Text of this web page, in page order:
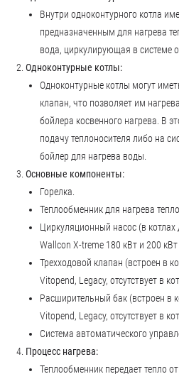
Внутри одноконтурного котла
предназначенным для нагрева
вода, циркулирующая в системе
Одноконтурные котлы:
Одноконтурные котлы могут
клапан, что позволяет им
бойлера косвенного нагрева. В
подачу теплоносителя либо на
бойлер для нагрева воды.
Основные компоненты:
Горелка.
Теплообменник для нагрева
Циркуляционный насос (в котлах
Wallcon X-treme 180 кВт и 200
Трехходовой клапан (встроен в
Vitopend, Legacy, отсутствует в
Расширительный бак (встроен в
Vitopend, Legacy, отсутствует в
Система автоматического
Процесс нагрева:
Теплообменник передает тепло